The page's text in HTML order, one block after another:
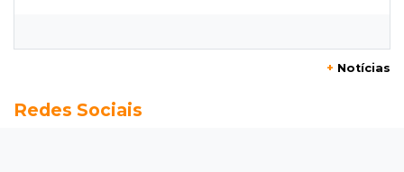
Semana vai começar com 909 novas
+ Notícias
Redes Sociais